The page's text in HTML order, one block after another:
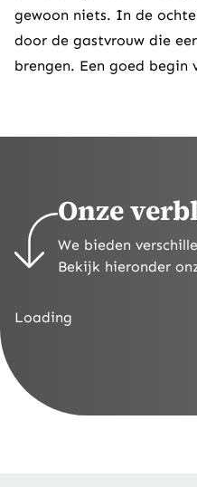
gewoon niets. In de
door de gastvrouw die
brengen. Een goed begin
Onze
We bieden
Bekijk hieronder
Loading